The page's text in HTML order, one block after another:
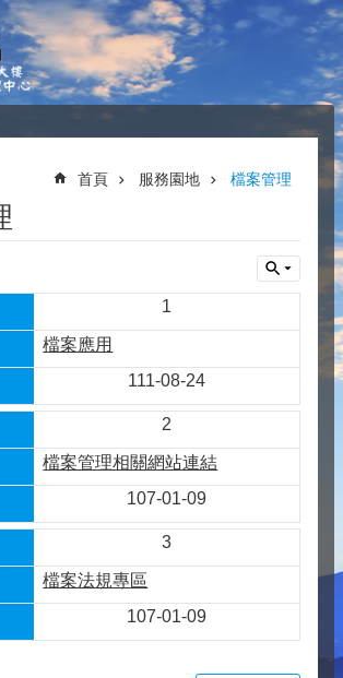
首頁 服務園地 檔案管理
1
檔案應用
111-08-24
2
檔案管理相關網站連結
107-01-09
3
檔案法規專區
107-01-09